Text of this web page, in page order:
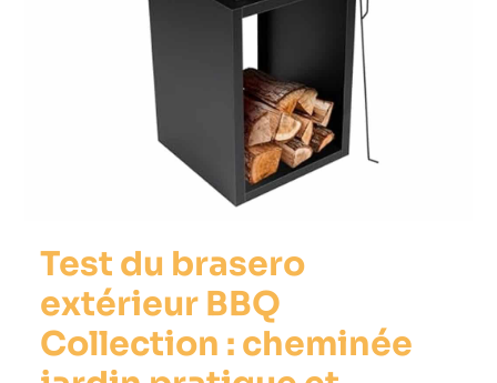
Test du brasero
extérieur BBQ
Collection : cheminée